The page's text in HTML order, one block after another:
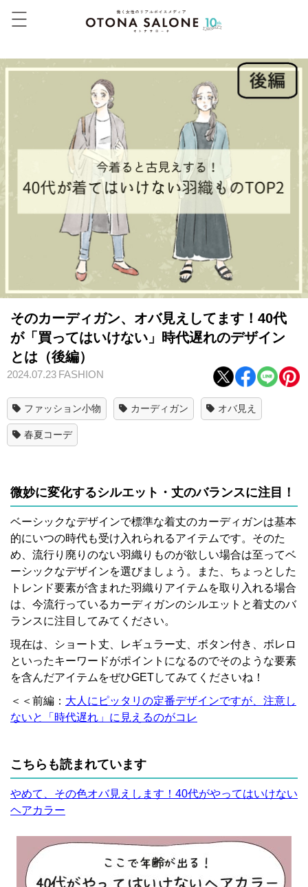
そのカーディガン、オバ見えしてます！40代
が「買ってはいけない」時代遅れのデザイン
とは（後編）
2024.07.23 FASHION
ファッション小物 カーディガン オバ見え
春夏コーデ
微妙に変化するシルエット・丈のバランスに注目！
ベーシックなデザインで標準な着丈のカーディガンは基本
的にいつの時代も受け入れられるアイテムです。そのた
め、流行り廃りのない羽織りものが欲しい場合は至ってベ
ーシックなデザインを選びましょう。また、ちょっとした
トレンド要素が含まれた羽織りアイテムを取り入れる場合
は、今流行っているカーディガンのシルエットと着丈のバ
ランスに注目してみてください。
現在は、ショート丈、レギュラー丈、ボタン付き、ボレロ
といったキーワードがポイントになるのでそのような要素
を含んだアイテムをぜひGETしてみてくださいね！
＜＜前編： 大人にピッタリの定番デザインですが、注意し
ないと「時代遅れ」に見えるのがコレ
こちらも読まれています
やめて、その色オバ見えします！40代がやってはいけない
ヘアカラー